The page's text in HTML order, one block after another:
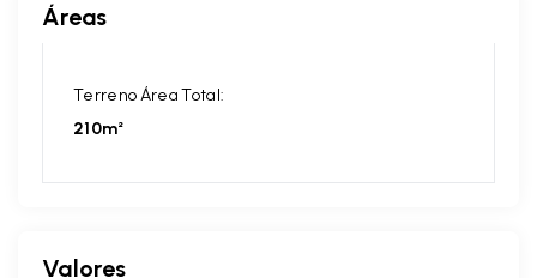
Áreas
Terreno Área Total:
210m²
Valores